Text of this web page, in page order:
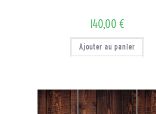
140,00 €
Ajouter au panier